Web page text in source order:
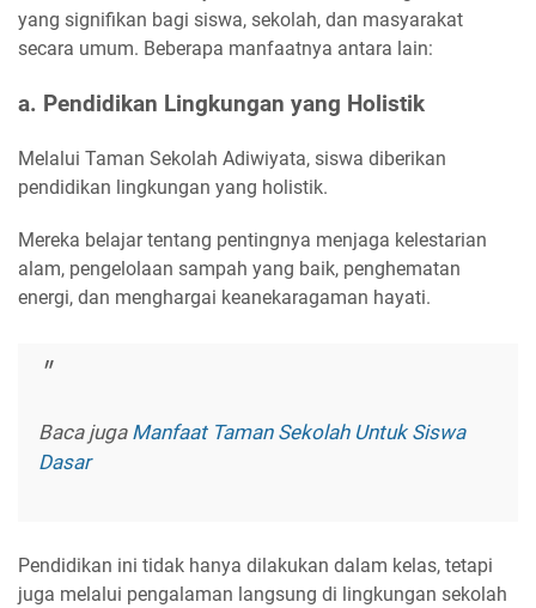
yang signifikan bagi siswa, sekolah, dan masyarakat
secara umum. Beberapa manfaatnya antara lain:
a. Pendidikan Lingkungan yang Holistik
Melalui Taman Sekolah Adiwiyata, siswa diberikan
pendidikan lingkungan yang holistik.
Mereka belajar tentang pentingnya menjaga kelestarian
alam, pengelolaan sampah yang baik, penghematan
energi, dan menghargai keanekaragaman hayati.
Baca juga Manfaat Taman Sekolah Untuk Siswa
Dasar
Pendidikan ini tidak hanya dilakukan dalam kelas, tetapi
juga melalui pengalaman langsung di lingkungan sekolah